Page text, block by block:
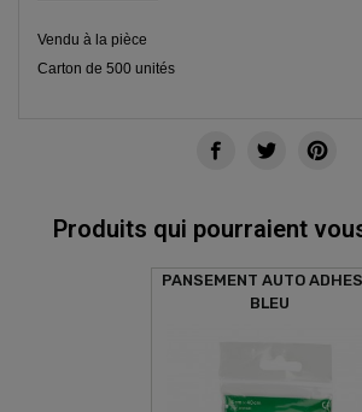
Vendu à la pièce
Carton de 500 unités
Produits qui pourraient
PANSEMENT AUTO
BLEU